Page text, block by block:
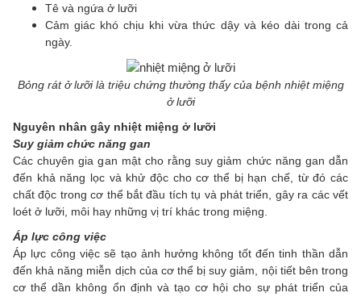
Tê và ngứa ở lưỡi
Cảm giác khó chịu khi vừa thức dậy và kéo dài trong cả
ngày.
Bỏng rát ở lưỡi là triệu chứng thường thấy của bệnh nhiệt miệng
ở lưỡi
Nguyên nhân gây nhiệt miệng ở lưỡi
Suy giảm chức năng gan
Các chuyên gia gan mật cho rằng suy giảm chức năng gan dẫn
đến khả năng lọc và khử độc cho cơ thể bị hạn chế, từ đó các
chất độc trong cơ thể bắt đầu tích tụ và phát triển, gây ra các vết
loét ở lưỡi, môi hay những vị trí khác trong miệng.
Áp lực công việc
Áp lực công việc sẽ tạo ảnh hưởng không tốt đến tinh thần dẫn
đến khả năng miễn dịch của cơ thể bị suy giảm, nội tiết bên trong
cơ thể dần không ổn định và tạo cơ hội cho sự phát triển của